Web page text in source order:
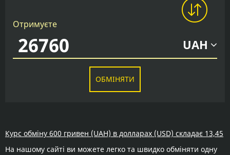
Отримуєте
UAH
ОБМІНЯТИ
Курс обміну 600 гривен (UAH) в долларах (USD) складає 13,45
На нашому сайті ви можете легко та швидко обміняти одну